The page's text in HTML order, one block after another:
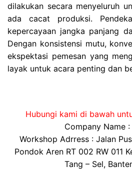
dilakukan secara menyeluruh
ada cacat produksi.
kepercayaan jangka panjang
Dengan konsistensi mutu,
ekspektasi pemesan yang
layak untuk acara penting dan
Hubungi kami di bawah
Company Name :
Workshop Adrress : Jalan
Pondok Aren RT 002 RW 011
Tang – Sel,